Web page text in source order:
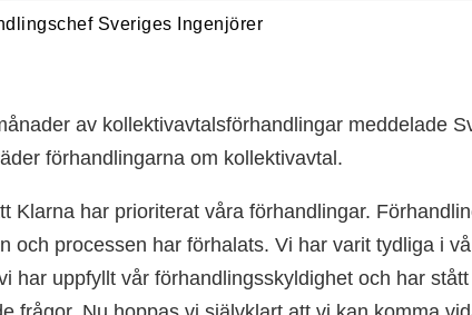
Sveriges Ingenjörer
av kollektivavtalsförhandlingar meddelade
förhandlingarna om kollektivavtal.
Klarna har prioriterat våra förhandlingar.
och processen har förhalats. Vi har varit tydliga i
har uppfyllt vår förhandlingsskyldighet och har